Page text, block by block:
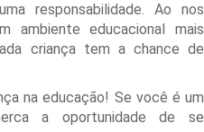
responsabilidade. Ao nos
ambiente educacional mais
criança tem a chance de
na educação! Se você é um
a oportunidade de se